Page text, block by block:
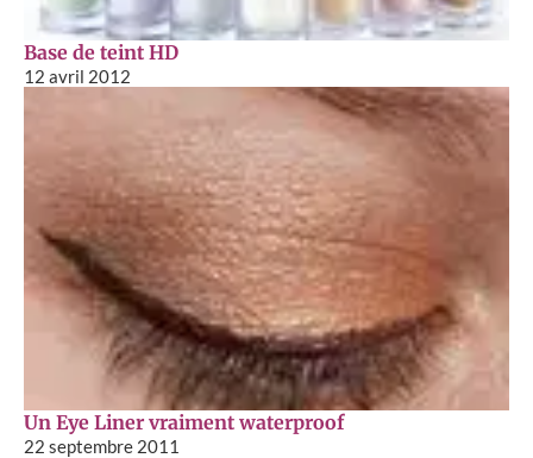
Base de teint HD
12 avril 2012
Un Eye Liner vraiment waterproof
22 septembre 2011